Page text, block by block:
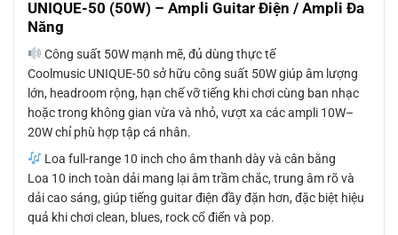
UNIQUE-50 (50W) – Ampli Guitar Điện / Ampli Đa
Năng
Công suất 50W mạnh mẽ, đủ dùng thực tế
Coolmusic UNIQUE-50 sở hữu công suất 50W giúp âm lượng
lớn, headroom rộng, hạn chế vỡ tiếng khi chơi cùng ban nhạc
hoặc trong không gian vừa và nhỏ, vượt xa các ampli 10W–
20W chỉ phù hợp tập cá nhân.
Loa full-range 10 inch cho âm thanh dày và cân bằng
Loa 10 inch toàn dải mang lại âm trầm chắc, trung âm rõ và
dải cao sáng, giúp tiếng guitar điện đầy đặn hơn, đặc biệt hiệu
quả khi chơi clean, blues, rock cổ điển và pop.